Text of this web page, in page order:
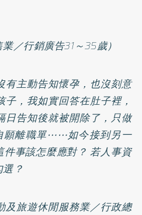
／行銷廣告31～35歲）
有主動告知懷孕，也沒刻意
，我如實回答在肚子裡，
日告知後就被開除了，只做
願離職單⋯⋯如今接到另一
事該怎麼應對？ 若人事資
？
及旅遊休閒服務業／行政總